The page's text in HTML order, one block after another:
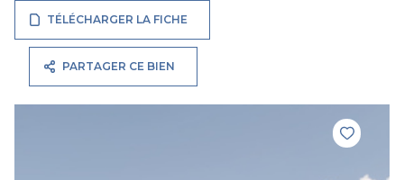
TÉLÉCHARGER LA FICHE
PARTAGER CE BIEN